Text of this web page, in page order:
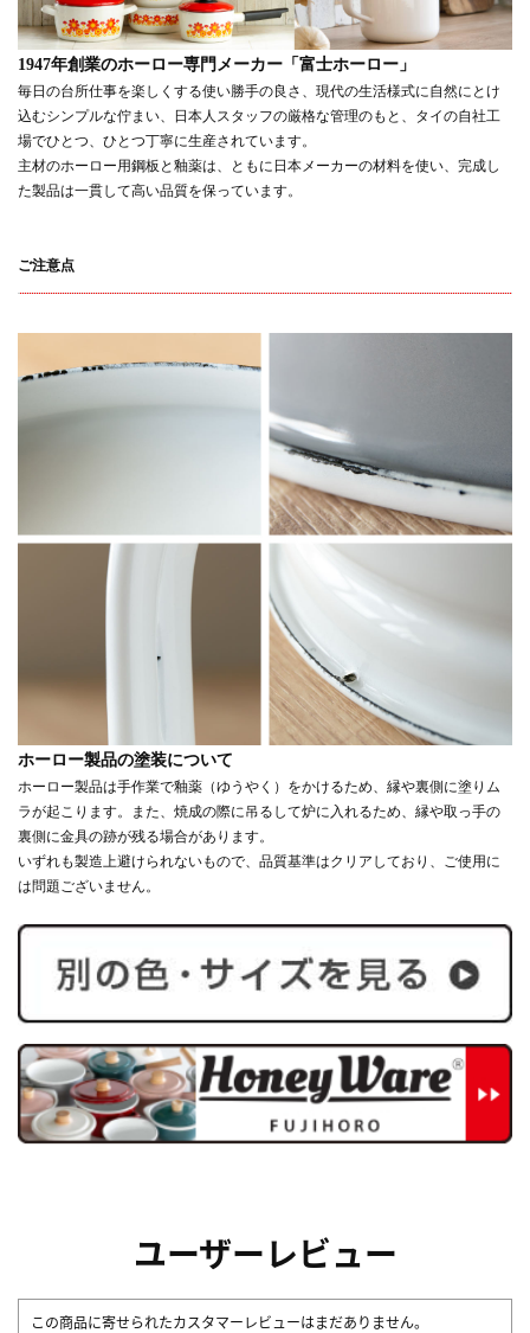
1947年創業のホーロー専門メーカー「富士ホーロー」
毎日の台所仕事を楽しくする使い勝手の良さ、現代の生活様式に自然にとけ
込むシンプルな佇まい、日本人スタッフの厳格な管理のもと、タイの自社工
場でひとつ、ひとつ丁寧に生産されています。
主材のホーロー用鋼板と釉薬は、ともに日本メーカーの材料を使い、完成し
た製品は一貫して高い品質を保っています。
ご注意点
ホーロー製品の塗装について
ホーロー製品は手作業で釉薬（ゆうやく）をかけるため、縁や裏側に塗りム
ラが起こります。また、焼成の際に吊るして炉に入れるため、縁や取っ手の
裏側に金具の跡が残る場合があります。
いずれも製造上避けられないもので、品質基準はクリアしており、ご使用に
は問題ございません。
ユーザーレビュー
この商品に寄せられたカスタマーレビューはまだありません。